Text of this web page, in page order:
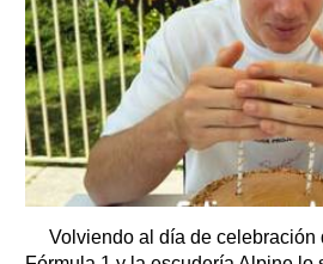
Volviendo al día de celebración